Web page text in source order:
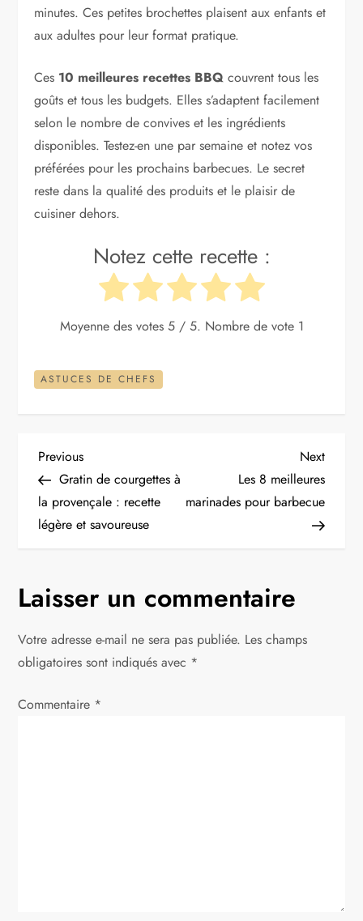
minutes. Ces petites brochettes plaisent aux enfants et
aux adultes pour leur format pratique.
Ces 10 meilleures recettes BBQ couvrent tous les
goûts et tous les budgets. Elles s’adaptent facilement
selon le nombre de convives et les ingrédients
disponibles. Testez-en une par semaine et notez vos
préférées pour les prochains barbecues. Le secret
reste dans la qualité des produits et le plaisir de
cuisiner dehors.
Notez cette recette :
Moyenne des votes 5/ 5. Nombre de vote 1
ASTUCES DE CHEFS
N
a
v
g
a
t
Previous
Post
Previous
Gratin de courgettes à
la provençale : recette
légère et savoureuse
Next
Post
Next
Les 8 meilleures
marinades pour barbecue
Laisser un commentaire
Votre adresse e-mail ne sera pas publiée. Les champs
obligatoires sont indiqués avec *
Commentaire *